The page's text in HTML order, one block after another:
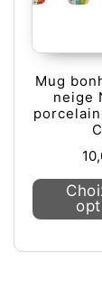
Mug
neige